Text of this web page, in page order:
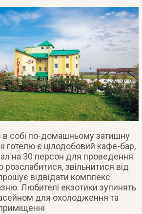
в собі по-домашньому затишну
готелю є цілодобовий кафе-бар,
на 30 персон для проведення
звільнитися від
відвідати комплекс
Любителі екзотики зупинять
для охолодження та